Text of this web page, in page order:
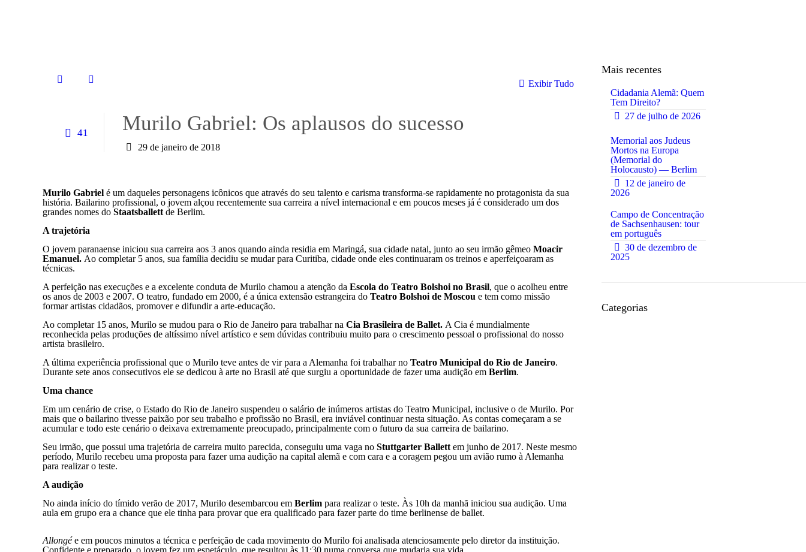
Exibir Tudo
41 Murilo Gabriel: Os aplausos do sucesso
29 de janeiro de 2018
Murilo Gabriel é um daqueles personagens icônicos que através do seu talento e carisma transforma-se rapidamente no protagonista da sua
história. Bailarino profissional, o jovem alçou recentemente sua carreira a nível internacional e em poucos meses já é considerado um dos
grandes nomes doStaatsballett de Berlim.
A trajetória
O jovem paranaense iniciou sua carreira aos 3 anos quando ainda residia em Maringá, sua cidade natal, junto ao seu irmão gêmeoMoacir
Emanuel. Ao completar 5 anos, sua família decidiu se mudar para Curitiba, cidade onde eles continuaram os treinos e aperfeiçoaram as
técnicas.
A perfeição nas execuções e a excelente conduta de Murilo chamou a atenção daEscola do Teatro Bolshoi no Brasil, que o acolheu entre
os anos de 2003 e 2007. O teatro, fundado em 2000, é a única extensão estrangeira doTeatro Bolshoi de Moscou e tem como missão
formar artistas cidadãos, promover e difundir a arte-educação.
Ao completar 15 anos, Murilo se mudou para o Rio de Janeiro para trabalhar naCia Brasileira de Ballet. A Cia é mundialmente
reconhecida pelas produções de altíssimo nível artístico e sem dúvidas contribuiu muito para o crescimento pessoal o profissional do nosso
artista brasileiro.
A última experiência profissional que o Murilo teve antes de vir para a Alemanha foi trabalhar noTeatro Municipal do Rio de Janeiro.
Durante sete anos consecutivos ele se dedicou à arte no Brasil até que surgiu a oportunidade de fazer uma audição emBerlim.
Uma chance
Em um cenário de crise, o Estado do Rio de Janeiro suspendeu o salário de inúmeros artistas do Teatro Municipal, inclusive o de Murilo. Por
mais que o bailarino tivesse paixão por seu trabalho e profissão no Brasil, era inviável continuar nesta situação. As contas começaram a se
acumular e todo este cenário o deixava extremamente preocupado, principalmente com o futuro da sua carreira de bailarino.
Seu irmão, que possui uma trajetória de carreira muito parecida, conseguiu uma vaga noStuttgarter Ballettem junho de 2017. Neste mesmo
período, Murilo recebeu uma proposta para fazer uma audição na capital alemã e com cara e a coragem pegou um avião rumo à Alemanha
para realizar o teste.
A audição
No ainda início do tímido verão de 2017, Murilo desembarcou emBerlim para realizar o teste. Às 10h da manhã iniciou sua audição. Uma
aula em grupo era a chance que ele tinha para provar que era qualificado para fazer parte do time berlinense de ballet.
Allongée em poucos minutos a técnica e perfeição de cada movimento do Murilo foi analisada atenciosamente pelo diretor da instituição.
Confidente e preparado, o jovem fez um espetáculo, que resultou às 11:30 numa conversa que mudaria sua vida.
Mais recentes
Cidadania Alemã: Quem
Tem Direito?
27 de julho de 2026
Memorial aos Judeus
Mortos na Europa
(Memorial do
Holocausto) — Berlim
12 de janeiro de
2026
Campo de Concentração
de Sachsenhausen: tour
em português
30 de dezembro de
2025
Categorias